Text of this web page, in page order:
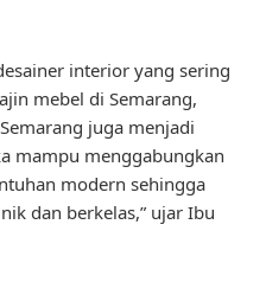
interior yang sering
mebel di Semarang,
juga menjadi
mampu menggabungkan
modern sehingga
dan berkelas,” ujar Ibu